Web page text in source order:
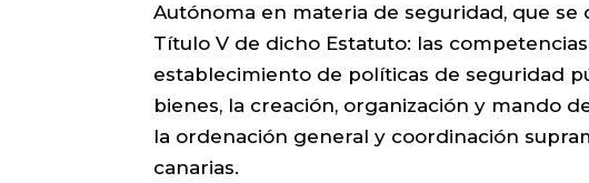
Autónoma en materia de seguridad, que se
Título V de dicho Estatuto: las
establecimiento de políticas de seguridad
bienes, la creación, organización y mando
la ordenación general y coordinación
canarias.